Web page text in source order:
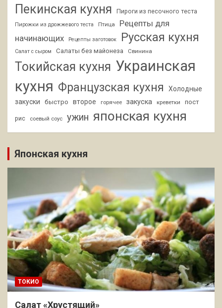
Пекинская кухня Пироги из песочного теста
Пирожки из дрожжевого теста Птица
Рецепты для
начинающих
Рецепты заготовок Русская кухня
Салат с сыром Салаты без майонеза Свинина
Токийская кухня Украинская
кухня Французская кухня
Холодные
закуски
быстро второе горячее закуска креветки пост
рис соевый соус ужин японская кухня
Японская кухня
ТОКИО
Салат «Хрустящий»